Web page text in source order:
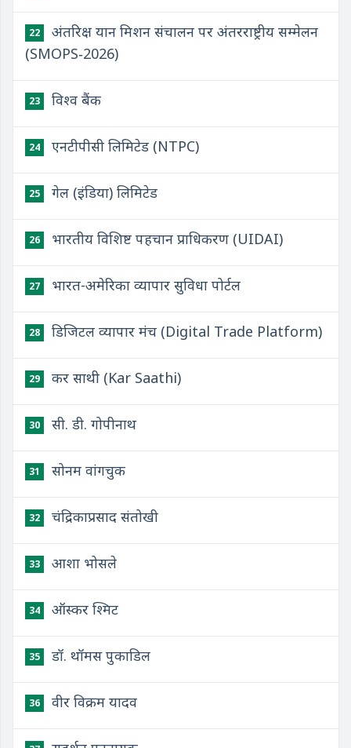
22
अंतरिक्ष यान मिशन संचालन पर अंतरराष्ट्रीय सम्मेलन
(SMOPS‑2026)
23 विश्व बैंक
24 एनटीपीसी लिमिटेड (NTPC)
25 गेल (इंडिया) लिमिटेड
26 भारतीय विशिष्ट पहचान प्राधिकरण (UIDAI)
27 भारत-अमेरिका व्यापार सुविधा पोर्टल
28 डिजिटल व्यापार मंच (Digital Trade Platform)
29 कर साथी (Kar Saathi)
30 सी. डी. गोपीनाथ
31 सोनम वांगचुक
32 चंद्रिकाप्रसाद संतोखी
33 आशा भोसले
34 ऑस्कर श्मिट
35 डॉ. थॉमस पुकाडिल
36 वीर विक्रम यादव